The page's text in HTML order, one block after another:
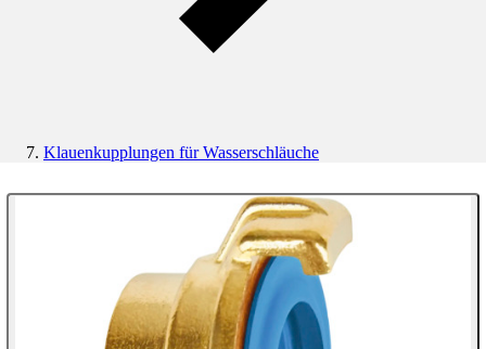
Klauenkupplungen für Wasserschläuche